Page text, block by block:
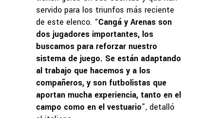
servido para los triunfos más reciente
de este elenco. “Cangá y Arenas son
dos jugadores importantes, los
buscamos para reforzar nuestro
sistema de juego. Se están adaptando
al trabajo que hacemos y a los
compañeros, y son futbolistas que
aportan mucha experiencia, tanto en el
campo como en el vestuario”, detalló